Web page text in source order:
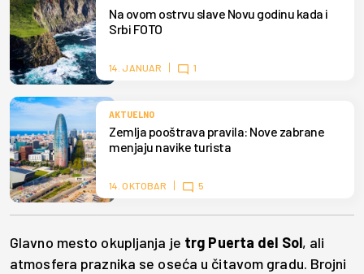
Na ovom ostrvu slave Novu godinu kada i
Srbi FOTO
14. JANUAR 1
AKTUELNO
Zemlja pooštrava pravila: Nove zabrane
menjaju navike turista
14. OKTOBAR 5
Glavno mesto okupljanja je trg Puerta del Sol, ali
atmosfera praznika se oseća u čitavom gradu. Brojni